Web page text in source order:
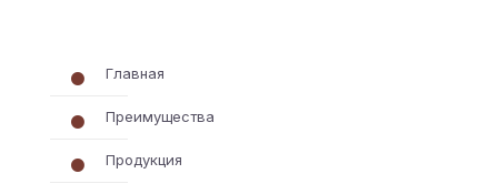
Главная
Преимущества
Продукция